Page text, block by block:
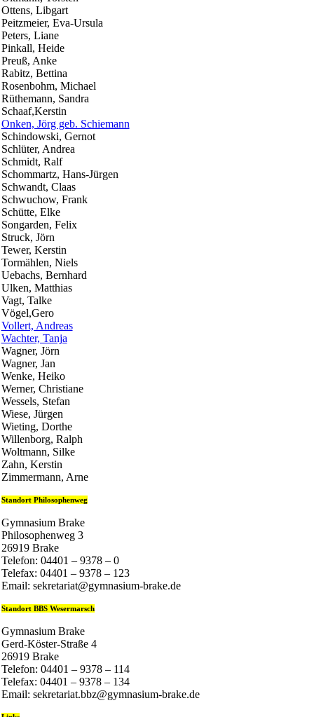
Ottens, Libgart
Peitzmeier, Eva-Ursula
Peters, Liane
Pinkall, Heide
Preuß, Anke
Rabitz, Bettina
Rosenbohm, Michael
Rüthemann, Sandra
Schaaf,Kerstin
Onken, Jörg geb. Schiemann
Schindowski, Gernot
Schlüter, Andrea
Schmidt, Ralf
Schommartz, Hans-Jürgen
Schwandt, Claas
Schwuchow, Frank
Schütte, Elke
Songarden, Felix
Struck, Jörn
Tewer, Kerstin
Tormählen, Niels
Uebachs, Bernhard
Ulken, Matthias
Vagt, Talke
Vögel,Gero
Vollert, Andreas
Wachter, Tanja
Wagner, Jörn
Wagner, Jan
Wenke, Heiko
Werner, Christiane
Wessels, Stefan
Wiese, Jürgen
Wieting, Dorthe
Willenborg, Ralph
Woltmann, Silke
Zahn, Kerstin
Zimmermann, Arne
Standort Philosophenweg
Gymnasium Brake
Philosophenweg 3
26919 Brake
Telefon: 04401 – 9378 – 0
Telefax: 04401 – 9378 – 123
Email: sekretariat@gymnasium-brake.de
Standort BBS Wesermarsch
Gymnasium Brake
Gerd-Köster-Straße 4
26919 Brake
Telefon: 04401 – 9378 – 114
Telefax: 04401 – 9378 – 134
Email: sekretariat.bbz@gymnasium-brake.de